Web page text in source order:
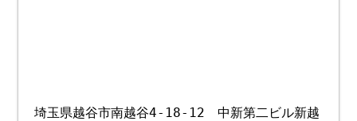
埼玉県越谷市南越谷4-18-12 中新第二ビル新越